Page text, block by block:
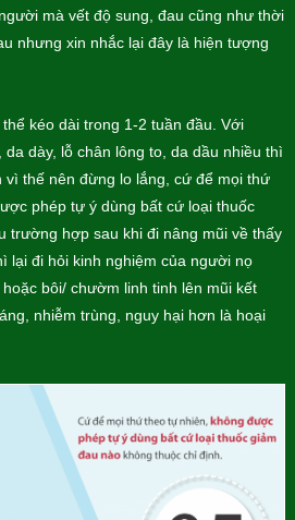
mà vết độ sung, đau cũng như thời
nhưng xin nhắc lại đây là hiện tượng
kéo dài trong 1-2 tuần đầu. Với
dày, lỗ chân lông to, da dầu nhiều thì
vì thế nên đừng lo lắng, cứ để mọi thứ
phép tự ý dùng bất cứ loại thuốc
trường hợp sau khi đi nâng mũi về thấy
lại đi hỏi kinh nghiệm của người nọ
bôi/ chườm linh tinh lên mũi kết
nhiễm trùng, nguy hại hơn là hoại